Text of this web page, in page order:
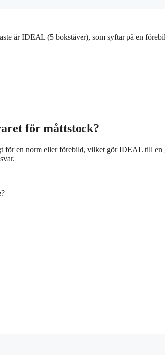
är IDEAL (5 bokstäver), som syftar på en
för måttstock?
för en norm eller förebild, vilket gör IDEAL till